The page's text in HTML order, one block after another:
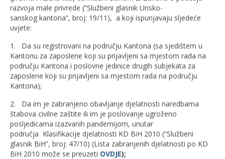
razvoja male privrede (“Službeni glasnik Unsko-
sanskog kantona”, broj: 19/11), a koji ispunjavaju sljedeće
uvjete:
1. Da su registrovani na području Kantona (sa sjedištem u
Kantonu za zaposlene koji su prijavljeni sa mjestom rada na
području Kantona i poslovne jedinice drugih subjekata za
zaposlene koji su prijavljeni sa mjestom rada na području
Kantona);
2. Da im je zabranjeno obavljanje djelatnosti naredbama
štabova civilne zaštite ili im je poslovanje ugroženo
posljedicama izazvanih pandemijom, unutar
područja Klasifikacije djelatnosti KD BiH 2010 (“Službeni
glasnik BiH”, broj: 47/10) (Lista zabranjenih djelatnosti po KD
BiH 2010 može se preuzeti OVDJE);